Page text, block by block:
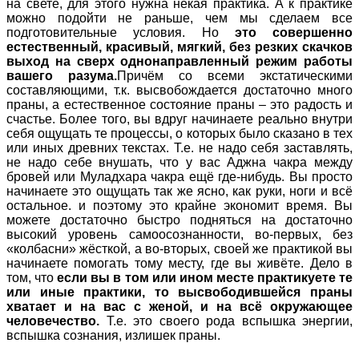
на свете, для этого нужна некая практика. А к практике
можно подойти не раньше, чем мы сделаем все
подготовительные условия. Но это совершенно
естественный, красивый, мягкий, без резких скачков
выход на сверх однонаправленный режим работы
вашего разума.Причём со всеми экстатическими
составляющими, т.к. высвобождается достаточно много
праны, а естественное состояние праны – это радость и
счастье. Более того, вы вдруг начинаете реально внутри
себя ощущать те процессы, о которых было сказано в тех
или иных древних текстах. Т.е. не надо себя заставлять,
не надо себе внушать, что у вас Аджна чакра между
бровей или Муладхара чакра ещё где-нибудь. Вы просто
начинаете это ощущать так же ясно, как руки, ноги и всё
остальное. и поэтому это крайне экономит время. Вы
можете достаточно быстро подняться на достаточно
высокий уровень самоосознанности, во-первых, без
«колбасни» жёсткой, а во-вторых, своей же практикой вы
начинаете помогать тому месту, где вы живёте. Дело в
том, чтоесли вы в том или ином месте практикуете те
или иные практики, то высвободившейся праны
хватает и на вас с женой, и на всё окружающее
человечество. Т.е. это своего рода вспышка энергии,
вспышка сознания, излишек праны.